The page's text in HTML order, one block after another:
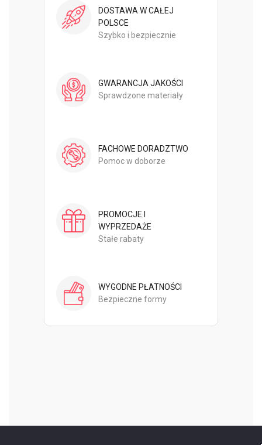
DOSTAWA W CAŁEJ
POLSCE
Szybko i bezpiecznie
GWARANCJA JAKOŚCI
Sprawdzone materiały
FACHOWE DORADZTWO
Pomoc w doborze
PROMOCJE I
WYPRZEDAŻE
Stałe rabaty
WYGODNE PŁATNOŚCI
Bezpieczne formy